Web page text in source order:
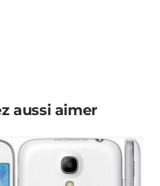
aussi aimer